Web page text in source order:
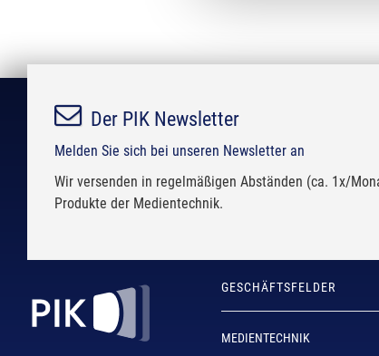
Der PIK Newsletter
Melden Sie sich bei unseren Newsletter an
Wir versenden in regelmäßigen Abständen (ca. 1x/
Produkte der Medientechnik.
GESCHÄFTSFELDER
MEDIENTECHNIK